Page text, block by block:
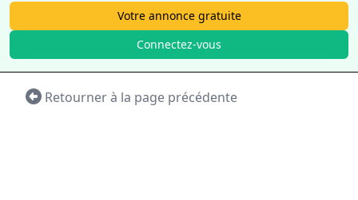
Votre annonce gratuite
Connectez-vous
Retourner à la page précédente